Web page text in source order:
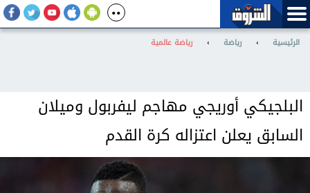
الرئيسية › رياضة › رياضة عالمية
البلجيكي أوريجي مهاجم ليفربول وميلان
السابق يعلن اعتزاله كرة القدم